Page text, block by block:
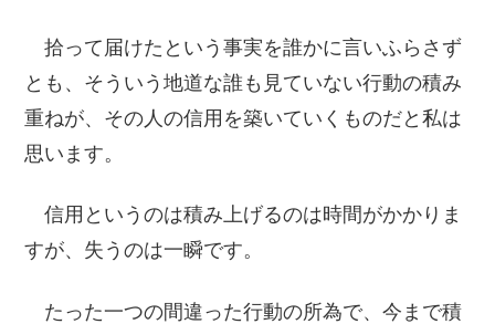
拾って届けたという事実を誰かに言いふらさず
とも、そういう地道な誰も見ていない行動の積み
重ねが、その人の信用を築いていくものだと私は
思います。
信用というのは積み上げるのは時間がかかりま
すが、失うのは一瞬です。
たった一つの間違った行動の所為で、今まで積